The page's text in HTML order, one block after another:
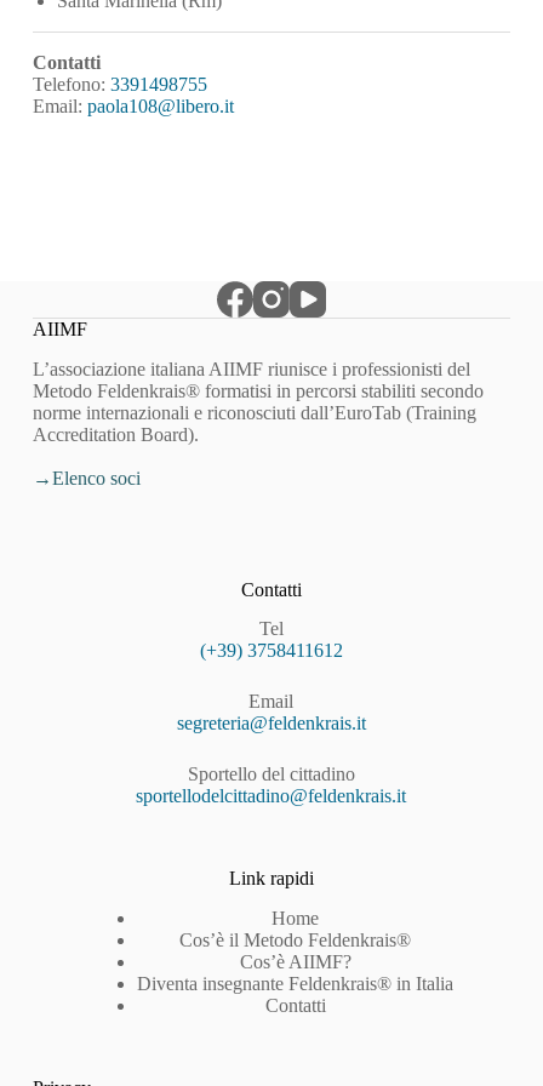
Contatti
Telefono: 3391498755
Email: paola108@libero.it
AIIMF
L’associazione italiana AIIMF riunisce i professionisti del
Metodo Feldenkrais® formatisi in percorsi stabiliti secondo
norme internazionali e riconosciuti dall’EuroTab (Training
Accreditation Board).
Elenco soci
Contatti
Tel
(+39) 3758411612
Email
segreteria@feldenkrais.it
Sportello del cittadino
sportellodelcittadino@feldenkrais.it
Link rapidi
Home
Cos’è il Metodo Feldenkrais®
Cos’è AIIMF?
Diventa insegnante Feldenkrais® in Italia
Contatti